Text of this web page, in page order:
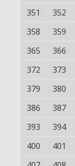
351
352
358
359
365
366
372
373
379
380
386
387
393
394
400
401